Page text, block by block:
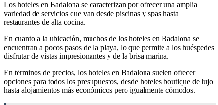
Los hoteles en Badalona se caracterizan por ofrecer una amplia
variedad de servicios que van desde piscinas y spas hasta
restaurantes de alta cocina.
En cuanto a la ubicación, muchos de los hoteles en Badalona se
encuentran a pocos pasos de la playa, lo que permite a los huéspedes
disfrutar de vistas impresionantes y de la brisa marina.
En términos de precios, los hoteles en Badalona suelen ofrecer
opciones para todos los presupuestos, desde hoteles boutique de lujo
hasta alojamientos más económicos pero igualmente cómodos.